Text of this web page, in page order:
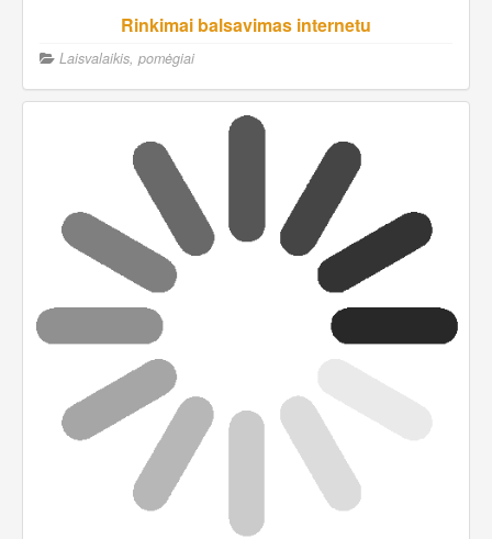
Rinkimai balsavimas internetu
Laisvalaikis, pomėgiai